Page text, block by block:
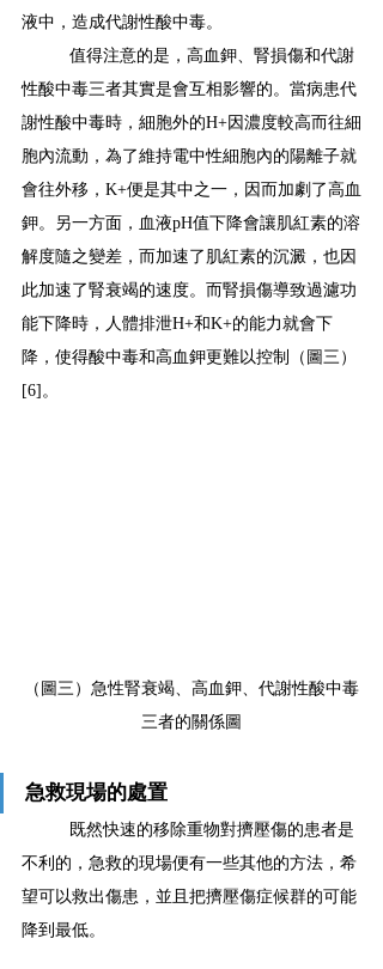
液中，造成代謝性酸中毒。
值得注意的是，高血鉀、腎損傷和代謝
性酸中毒三者其實是會互相影響的。當病患代
謝性酸中毒時，細胞外的H+因濃度較高而往細
胞內流動，為了維持電中性細胞內的陽離子就
會往外移，K+便是其中之一，因而加劇了高血
鉀。另一方面，血液pH值下降會讓肌紅素的溶
解度隨之變差，而加速了肌紅素的沉澱，也因
此加速了腎衰竭的速度。而腎損傷導致過濾功
能下降時，人體排泄H+和K+的能力就會下
降，使得酸中毒和高血鉀更難以控制（圖三）
[6]。
（圖三）急性腎衰竭、高血鉀、代謝性酸中毒
三者的關係圖
急救現場的處置
既然快速的移除重物對擠壓傷的患者是
不利的，急救的現場便有一些其他的方法，希
望可以救出傷患，並且把擠壓傷症候群的可能
降到最低。